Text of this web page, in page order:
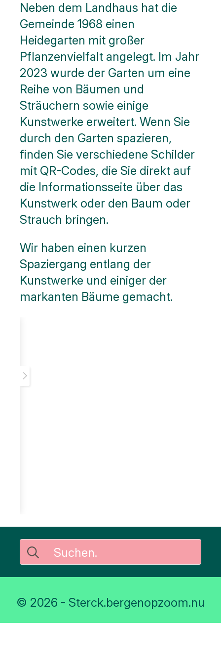
Neben dem Landhaus hat die
Gemeinde 1968 einen
Heidegarten mit großer
Pflanzenvielfalt angelegt. Im Jahr
2023 wurde der Garten um eine
Reihe von Bäumen und
Sträuchern sowie einige
Kunstwerke erweitert. Wenn Sie
durch den Garten spazieren,
finden Sie verschiedene Schilder
mit QR-Codes, die Sie direkt auf
die Informationsseite über das
Kunstwerk oder den Baum oder
Strauch bringen.
Wir haben einen kurzen
Spaziergang entlang der
Kunstwerke und einiger der
markanten Bäume gemacht.
Suche
nach:
© 2026 - Sterck.bergenopzoom.nu